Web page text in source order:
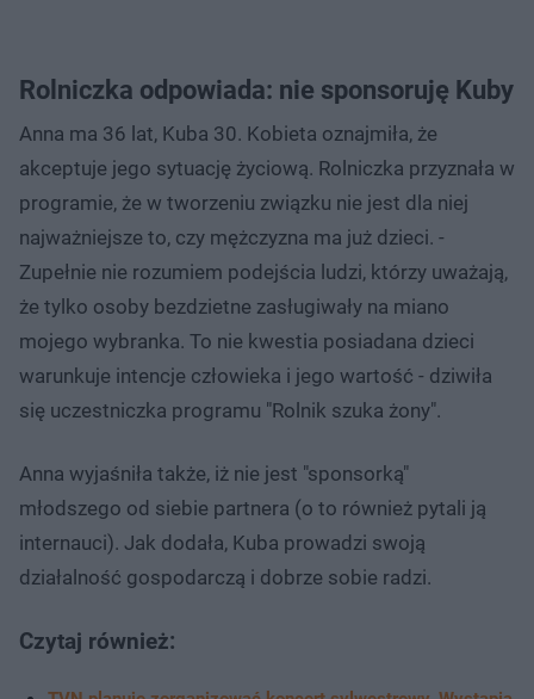
Rolniczka odpowiada: nie sponsoruję Kuby
Anna ma 36 lat, Kuba 30. Kobieta oznajmiła, że
akceptuje jego sytuację życiową. Rolniczka przyznała w
programie, że w tworzeniu związku nie jest dla niej
najważniejsze to, czy mężczyzna ma już dzieci. -
Zupełnie nie rozumiem podejścia ludzi, którzy uważają,
że tylko osoby bezdzietne zasługiwały na miano
mojego wybranka. To nie kwestia posiadana dzieci
warunkuje intencje człowieka i jego wartość - dziwiła
się uczestniczka programu "Rolnik szuka żony".
Anna wyjaśniła także, iż nie jest "sponsorką"
młodszego od siebie partnera (o to również pytali ją
internauci). Jak dodała, Kuba prowadzi swoją
działalność gospodarczą i dobrze sobie radzi.
Czytaj również: